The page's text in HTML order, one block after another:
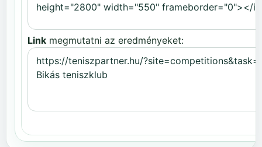
Link megmutatni az eredményeket: